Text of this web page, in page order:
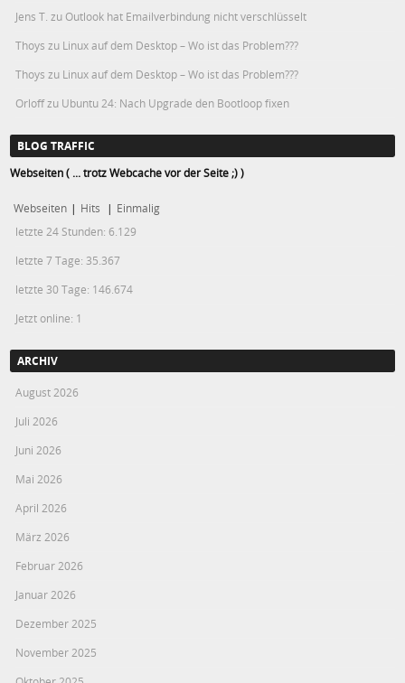
Jens T. zu Outlook hat Emailverbindung nicht verschlüsselt
Thoys zu Linux auf dem Desktop – Wo ist das Problem???
Thoys zu Linux auf dem Desktop – Wo ist das Problem???
Orloffzu Ubuntu 24: Nach Upgrade den Bootloop fixen
BLOG TRAFFIC
Webseiten ( ... trotz Webcache vor der Seite ;) )
Webseiten | Hits | Einmalig
letzte 24 Stunden:6.129
letzte 7 Tage: 35.367
letzte 30 Tage: 146.674
Jetzt online: 1
ARCHIV
August 2026
Juli 2026
Juni 2026
Mai 2026
April 2026
März 2026
Februar 2026
Januar 2026
Dezember 2025
November 2025